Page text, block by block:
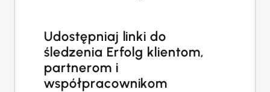
Udostępniaj linki do
śledzenia Erfolg klientom,
partnerom i
współpracownikom